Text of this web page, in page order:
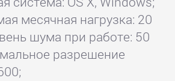
месячная нагрузка: 20
шума при работе: 50
разрешение